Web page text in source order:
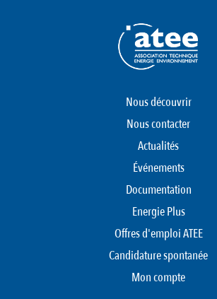
Nous découvrir
Nous contacter
Actualités
Événements
Documentation
Energie Plus
Offres d'emploi ATEE
Candidature spontanée
Mon compte